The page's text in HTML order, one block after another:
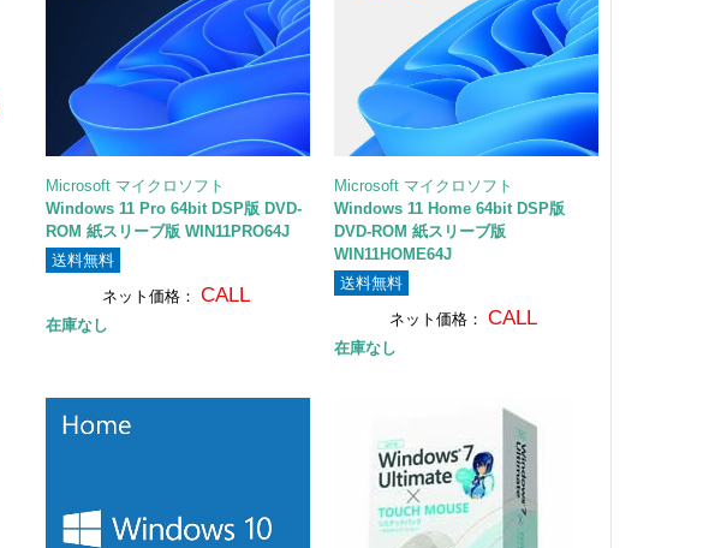
Microsoft マイクロソフト
Windows 11 Pro 64bit DSP版 DVD-
ROM 紙スリーブ版 WIN11PRO64J
送料無料
ネット価格： CALL
在庫なし
Microsoft マイクロソフト
Windows 11 Home 64bit DSP版
DVD-ROM 紙スリーブ版
WIN11HOME64J
送料無料
ネット価格： CALL
在庫なし